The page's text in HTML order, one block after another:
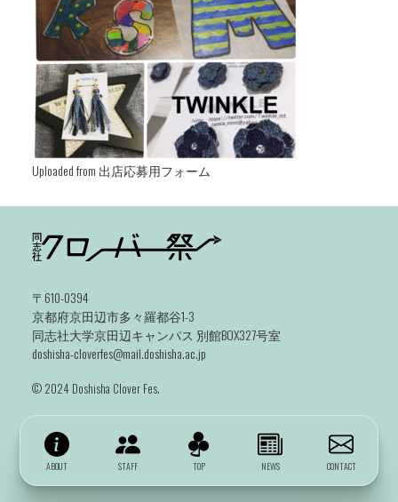
Uploaded from 出店応募用フォーム
ABOUT STAFF TOP NEWS CONTACT
〒610-0394
京都府京田辺市多々羅都谷1-3
同志社大学京田辺キャンパス 別館BOX327号室
doshisha-cloverfes@mail.doshisha.ac.jp
©️ 2024 Doshisha Clover Fes.